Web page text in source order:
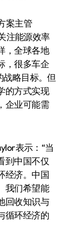
案主管
注能源效率
，全球各地
，很多车企
略目标。但
的方式实现
企业可能需
表示：“当
到中国不仅
经济。中国
我们希望能
回收知识与
循环经济的